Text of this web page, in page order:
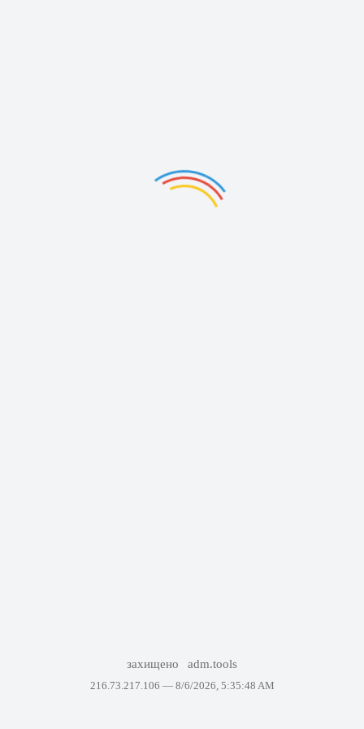
захищено adm.tools
216.73.217.106 — 8/6/2026, 5:35:48 AM